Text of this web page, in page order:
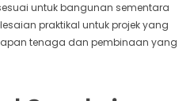
untuk bangunan sementara
praktikal untuk projek yang
tenaga dan pembinaan yang